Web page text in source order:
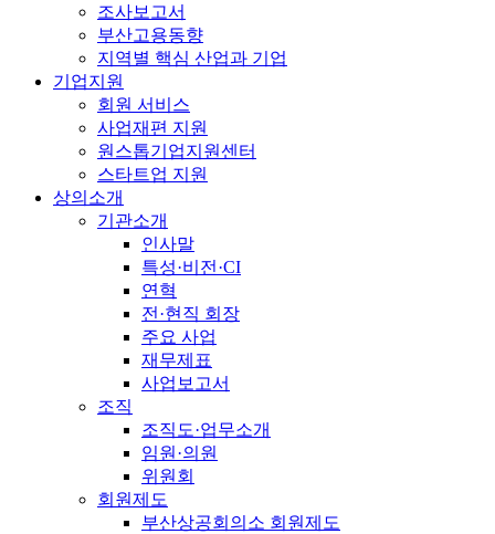
조사보고서
부산고용동향
지역별 핵심 산업과 기업
기업지원
회원 서비스
사업재편 지원
원스톱기업지원센터
스타트업 지원
상의소개
기관소개
인사말
특성·비전·CI
연혁
전·현직 회장
주요 사업
재무제표
사업보고서
조직
조직도·업무소개
임원·의원
위원회
회원제도
부산상공회의소 회원제도